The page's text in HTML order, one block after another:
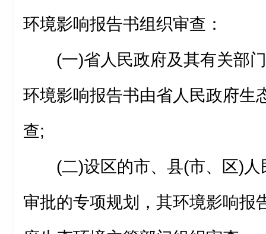
环境影响报告书组织审查：
(一)省人民政府及其有关部
环境影响报告书由省人民政府生
查;
(二)设区的市、县(市、区)
审批的专项规划，其环境影响报